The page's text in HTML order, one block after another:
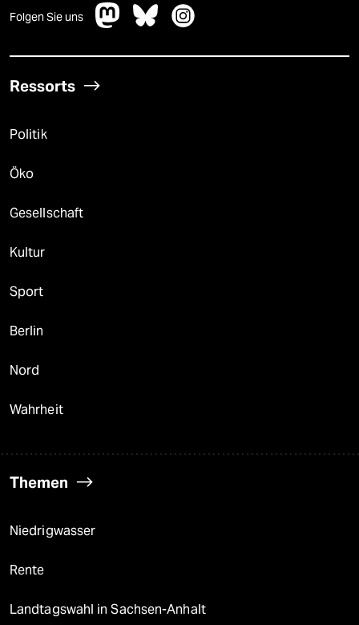
Folgen Sie uns
Ressorts
Politik
Öko
Gesellschaft
Kultur
Sport
Berlin
Nord
Wahrheit
Themen
Niedrigwasser
Rente
Landtagswahl in Sachsen-Anhalt